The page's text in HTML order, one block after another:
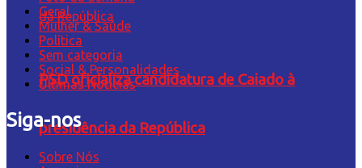
PSD oficializa candidatura de Caiado à
presidência da República
Geral
Mulher & Saúde
Política
Sem categoria
Social & Personalidades
Últimas Notícias
Siga-nos
Sobre Nós